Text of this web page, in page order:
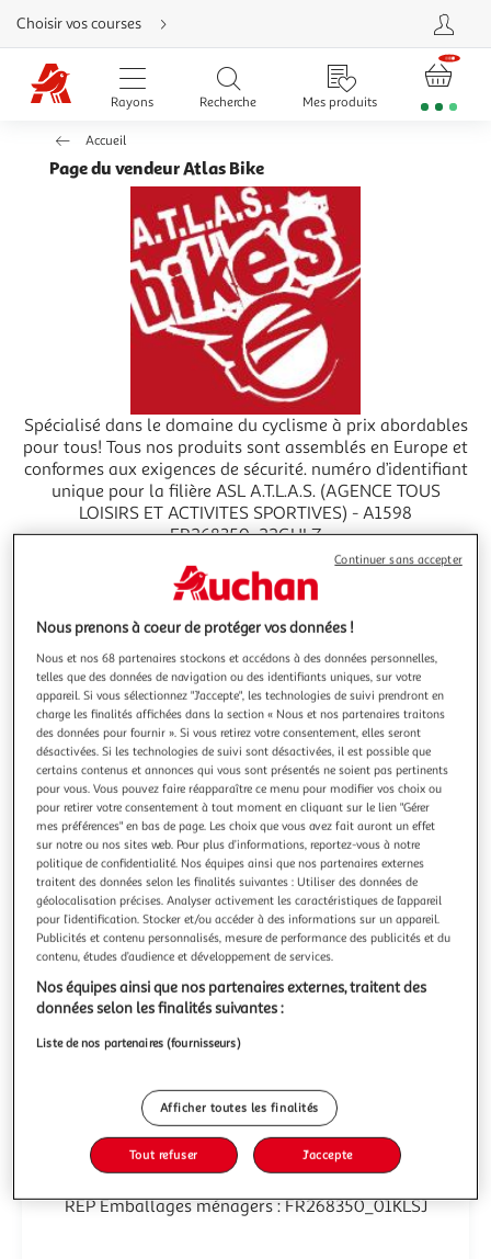
Aller
directement
au
contenu
Aller
directement
Aller
directement
Choisir vos courses
Rayons Recherche Mes produits
Accueil
Page du vendeur Atlas Bike
Spécialisé dans le domaine du cyclisme à prix abordables
pour tous! Tous nos produits sont assemblés en Europe et
conformes aux exigences de sécurité. numéro d’identifiant
unique pour la filière ASL A.T.L.A.S. (AGENCE TOUS
LOISIRS ET ACTIVITES SPORTIVES) - A1598
FR268350_22GHLZ
Contactez le vendeur
Voir les Conditions générales de vente du vendeur
Nom commercial
A.T.L.A.S. SARL
N° TVA
FR84501113955
Contact
sav@atlas-distri.com
Adresse Commerciale
29/31 Rue de Lagny ZI Le Pin - BAT D1 77181 LE
PIN FRA
Conditions de retour
A.T.L.A.S. (AGENCE TOUS LOISIRS ET ACTIVITES
SPORTIVES)
IDU Ecologic : FR268350_13TRUB
REP Emballages ménagers : FR268350_01KLSJ
Nous prenons à coeur de protéger vos données !
Nous et nos 68 partenaires stockons et accédons à des données personnelles,
telles que des données de navigation ou des identifiants uniques, sur votre
appareil. Si vous sélectionnez "J'accepte", les technologies de suivi prendront en
charge les finalités affichées dans la section « Nous et nos partenaires traitons
des données pour fournir ». Si vous retirez votre consentement, elles seront
désactivées. Si les technologies de suivi sont désactivées, il est possible que
certains contenus et annonces qui vous sont présentés ne soient pas pertinents
pour vous. Vous pouvez faire réapparaître ce menu pour modifier vos choix ou
pour retirer votre consentement à tout moment en cliquant sur le lien "Gérer
mes préférences" en bas de page. Les choix que vous avez fait auront un effet
sur notre ou nos sites web. Pour plus d’informations, reportez-vous à notre
politique de confidentialité. Nos équipes ainsi que nos partenaires externes
traitent des données selon les finalités suivantes : Utiliser des données de
géolocalisation précises. Analyser activement les caractéristiques de l’appareil
pour l’identification. Stocker et/ou accéder à des informations sur un appareil.
Publicités et contenu personnalisés, mesure de performance des publicités et du
contenu, études d’audience et développement de services.
Nos équipes ainsi que nos partenaires externes, traitent des
données selon les finalités suivantes :
Liste de nos partenaires (fournisseurs)
Afficher toutes les finalités
Tout refuser J'accepte
Continuer sans accepter